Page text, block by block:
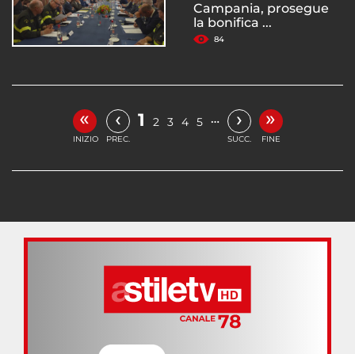
Campania, prosegue
la bonifica ...
84
«
INIZIO
‹
PREC.
1 2 3 4 5 … ›
SUCC.
»
FINE